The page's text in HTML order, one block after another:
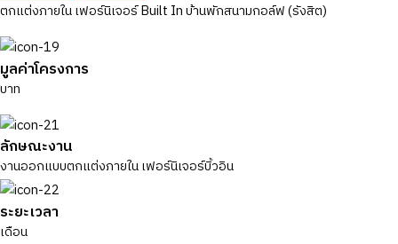
ตกแต่งภายใน เฟอร์นิเจอร์ Built In บ้านพักสนามกอล์ฟ (รังสิต)
มูลค่าโครงการ
บาท
ลักษณะงาน
งานออกแบบตกแต่งภายใน เฟอร์นิเจอร์บิ้วอิน
ระยะเวลา
เดือน